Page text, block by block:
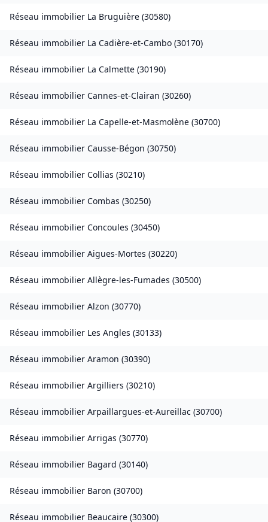
Réseau immobilier La Bruguière (30580)
Réseau immobilier La Cadière-et-Cambo (30170)
Réseau immobilier La Calmette (30190)
Réseau immobilier Cannes-et-Clairan (30260)
Réseau immobilier La Capelle-et-Masmolène (30700)
Réseau immobilier Causse-Bégon (30750)
Réseau immobilier Collias (30210)
Réseau immobilier Combas (30250)
Réseau immobilier Concoules (30450)
Réseau immobilier Aigues-Mortes (30220)
Réseau immobilier Allègre-les-Fumades (30500)
Réseau immobilier Alzon (30770)
Réseau immobilier Les Angles (30133)
Réseau immobilier Aramon (30390)
Réseau immobilier Argilliers (30210)
Réseau immobilier Arpaillargues-et-Aureillac (30700)
Réseau immobilier Arrigas (30770)
Réseau immobilier Bagard (30140)
Réseau immobilier Baron (30700)
Réseau immobilier Beaucaire (30300)